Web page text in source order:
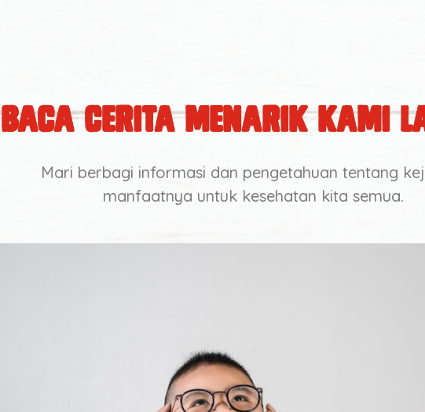
Baca Cerita Menarik Kami
Mari berbagi informasi dan pengetahuan tentang
manfaatnya untuk kesehatan kita semua.